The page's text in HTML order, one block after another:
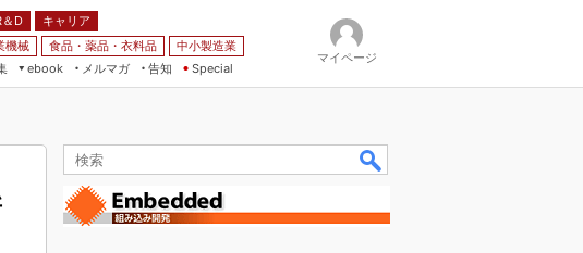
＆D
キャリア
機械 食品・薬品・衣料品
中小製造業
ebook
メルマガ
告知 Special
マイページ